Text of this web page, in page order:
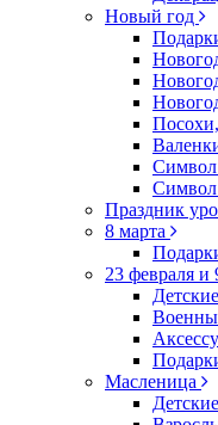
Новый год
Символ
Символ
Праздник
8 марта
23 февраля и
Масленица